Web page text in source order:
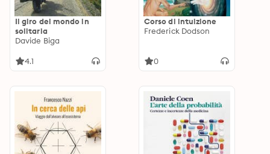
Il giro del mondo in
solitaria
Davide Biga
4.1
Corso di intuizione
Frederick Dodson
0